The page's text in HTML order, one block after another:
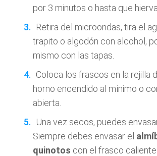
por 3 minutos o hasta que
Retira del microondas, tira el
trapito o algodón con alcohol,
mismo con las tapas.
Coloca los frascos en la rejilla
horno encendido al mínimo o
abierta.
Una vez secos, puedes
Siempre debes envasar el
quinotos con el frasco